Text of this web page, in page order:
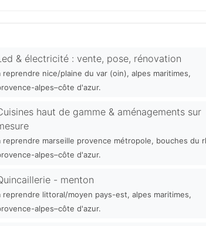
& électricité : vente, pose, rénovation
reprendre nice/plaine du var (oin), alpes maritimes,
alpes–côte d'azur.
haut de gamme & aménagements sur
reprendre marseille provence métropole, bouches du
alpes–côte d'azur.
- menton
reprendre littoral/moyen pays-est, alpes maritimes,
alpes–côte d'azur.